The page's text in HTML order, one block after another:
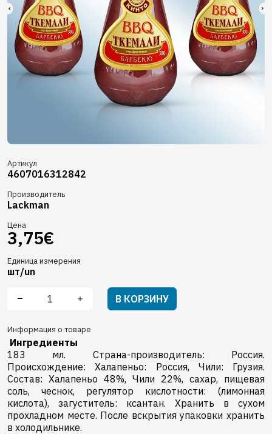
Артикул
4607016312842
Производитель
Lackman
Цена
3,75€
Единица измерения
шт/un
В КОРЗИНУ
Информация о товаре
Ингредиенты
183 мл. Страна-производитель: Россия.
Происхождение: Халапеньо: Россия, Чили: Грузия.
Состав: Халапеньо 48%, Чили 22%, сахар, пищевая
соль, чеснок, pегулятор кислотности: (лимонная
кислота), загуститель: ксантан. Хранить в сухом
прохладном месте. После вскрытия упаковки хранить
в холодильнике.